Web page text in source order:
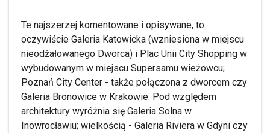
Te najszerzej komentowane i opisywane, to
oczywiście Galeria Katowicka (wzniesiona w miejscu
nieodżałowanego Dworca) i Plac Unii City Shopping w
wybudowanym w miejscu Supersamu wieżowcu;
Poznań City Center - także połączona z dworcem czy
Galeria Bronowice w Krakowie. Pod względem
architektury wyróżnia się Galeria Solna w
Inowrocławiu; wielkością - Galeria Riviera w Gdyni czy